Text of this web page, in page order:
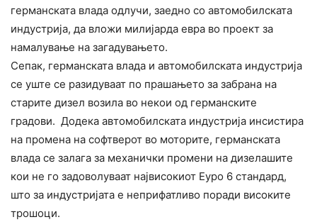
германската влада одлучи, заедно со автомобилската
индустрија, да вложи милијарда евра во проект за
намалување на загадувањето.
Сепак, германската влада и автомобилската индустрија
се уште се разидуваат по прашањето за забрана на
старите дизел возила во некои од германските
градови. Додека автомобилската индустрија инсистира
на промена на софтверот во моторите, германската
влада се залага за механички промени на дизелашите
кои не го задоволуваат највисокиот Еуро 6 стандард,
што за индустријата е неприфатливо поради високите
трошоци.